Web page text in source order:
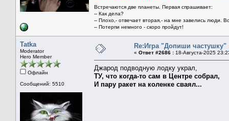
Встречаются две планеты. Первая спрашивает:
-- Как дела?
-- Плохо,- отвечает вторая,- на мне завелись люди.
-- Потерпи немного - скоро пройдут!
Tatka
Moderator
Hero Member
Офлайн
Сообщений: 5510
Re:Игра "Допиши частушку"
« Ответ #2686 : 18-Августа-2025
Джарод подводную лодку украл,
ТУ, что когда-то сам в Центре собрал,
И пару ракет на коленке сваял...